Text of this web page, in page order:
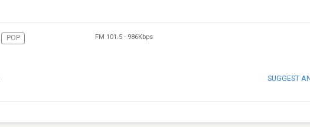
POP
FM 101.5 - 986Kbps
SUGGEST